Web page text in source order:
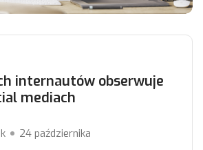
internautów obserwuje
mediach
24 października